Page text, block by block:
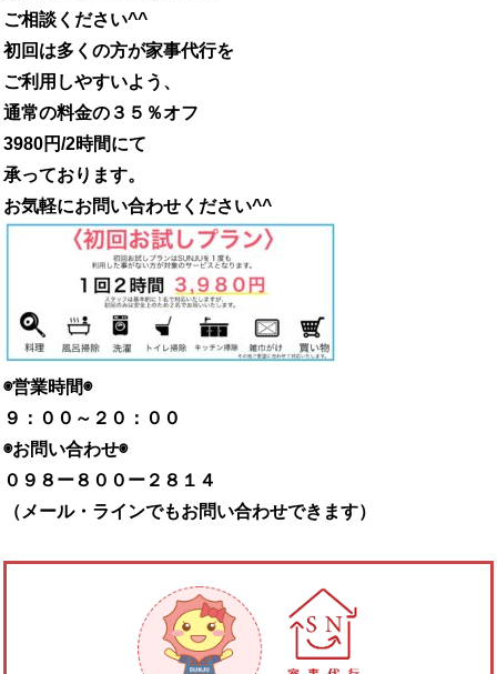
ご相談ください^^
初回は多くの方が家事代行を
ご利用しやすいよう、
通常の料金の３５％オフ
3980円/2時間にて
承っております。
お気軽にお問い合わせください^^
◉営業時間◉
９：００～２０：００
◉お問い合わせ◉
０９８ー８００ー２８１４
（メール・ラインでもお問い合わせできます）